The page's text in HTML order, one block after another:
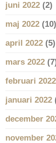
juni 2022(2)
maj 2022(10)
april 2022(5)
mars 2022
februari 2022
januari 2022
december
november